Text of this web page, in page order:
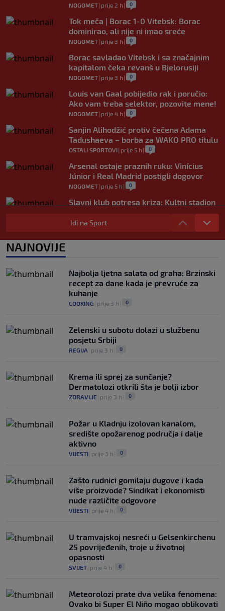
NOGOMET| prije 2 h | 0
Tok meča | Borac 1-0 Vitebsk: Borac
dominirao, ali nije ni imao sreće
NOGOMET| prije 3 h | 0
Borac savladao Vitebsk i sa značajnim
kapitalom čeka revanš u Bjelorusiji
NOGOMET| prije 3 h | 0
Louis van Gaal pobijedio rak i poručio:
Ako vam treba selektor, pozovite mene!
NOGOMET| prije 4 h | 0
Sanjin Alihodžić protiv čečena Adama
Tadushaeva – borba za WAKO PRO titulu
OSTALI SPORTOVI| prije 5 h | 0
Arsenal ostaje praznih ruku: Vinícius
Júnior i Real Madrid postigli dogovor
NOGOMET| prije 5 h | 0
Slavni klub potresa kriza: Kultni stadion
u Italiji bit će prazan na početku sezone,
navijači objavili rat upravi
Idi na Sport
NAJNOVIJE
Najbolja ljetna salata od graha: Brzinski
recept za dane kada je prevruće za
kuhanje
COOKING prije 3 h 0
Zelenski u subotu dolazi u službenu
posjetu Srbiji
REGIJA prije 3 h 0
Krema ili sprej za sunčanje?
Dermatolozi otkrili šta je bolji izbor
ZDRAVLJE prije 3 h 0
Požar u Kladnju izolovan kanalom,
središte opožarenog područja i dalje
aktivno
VIJESTI prije 3 h 0
Zašto rudnici gomilaju dugove i kada
više proizvode? Sindikat i ekonomisti
nude različite odgovore
VIJESTI prije 4 h 0
U tramvajskoj nesreći u Gelsenkirchenu
25 povrijeđenih, troje u životnoj
opasnosti
SVIJET prije 4 h 0
Meteorolozi prate dva velika fenomena:
Ovako bi Super El Niño mogao oblikovati